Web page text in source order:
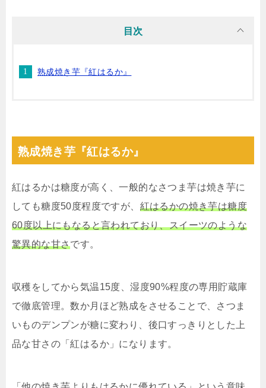
目次
熟成焼き芋『紅はるか』
熟成焼き芋『紅はるか』
紅はるかは糖度が高く、一般的なさつま芋は焼き芋に
しても糖度50度程度ですが、 紅はるかの焼き芋は糖度
60度以上にもなると言われており、スイーツのような
驚異的な甘さです。
収穫をしてから気温15度、湿度90%程度の専用貯蔵庫
で徹底管理。数か月ほど熟成をさせることで、さつま
いものデンプンが糖に変わり、後口すっきりとした上
品な甘さの「紅はるか」になります。